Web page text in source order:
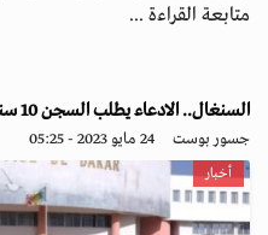
متابعة القراءة ...
السنغال.. الادعاء يطلب السجن 10 سنوات للمعارض سونكو بتهمة الاغتصاب
جسور بوست 24 مايو 2023 - 05:25
أخبار